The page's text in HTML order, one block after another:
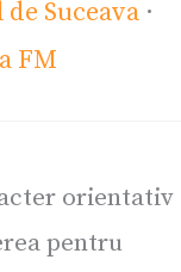
Suceava ·
FM
orientativ
pentru